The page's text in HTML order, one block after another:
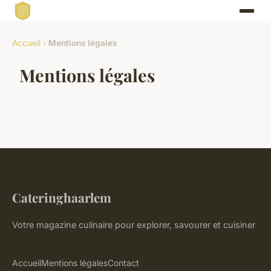
Accueil › Mentions légales
Mentions légales
Cateringhaarlem
Votre magazine culinaire pour explorer, savourer et cuisiner
AccueilMentions légalesContact